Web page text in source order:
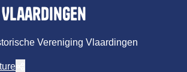
Vereniging Vlaardingen